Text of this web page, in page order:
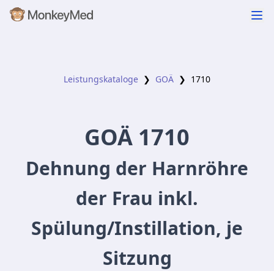
Leistungskataloge ❯ GOÄ ❯ 1710
GOÄ 1710
Dehnung der Harnröhre
der Frau inkl.
Spülung/Instillation, je
Sitzung